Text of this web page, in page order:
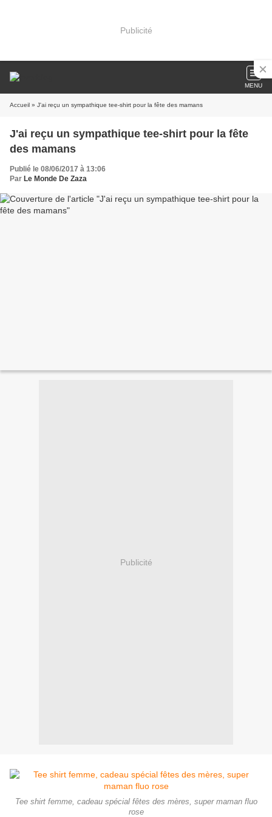
Publicité
MENU
Accueil » J'ai reçu un sympathique tee-shirt pour la fête des mamans
J'ai reçu un sympathique tee-shirt pour la fête
des mamans
Publié le 08/06/2017 à 13:06
Par Le Monde De Zaza
Publicité
Tee shirt femme, cadeau spécial fêtes des mères, super maman fluo
rose